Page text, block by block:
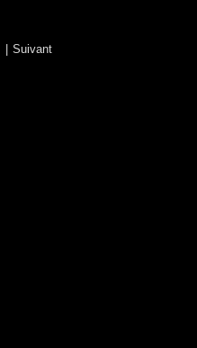
|Suivant